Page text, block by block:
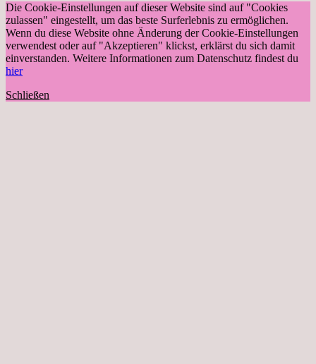
Die Cookie-Einstellungen auf dieser Website sind auf "Cookies
zulassen" eingestellt, um das beste Surferlebnis zu ermöglichen.
Wenn du diese Website ohne Änderung der Cookie-Einstellungen
verwendest oder auf "Akzeptieren" klickst, erklärst du sich damit
einverstanden. Weitere Informationen zum Datenschutz findest du
hier
Schließen